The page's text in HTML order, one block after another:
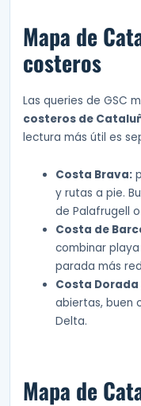
Mapa de
costeros
Las queries de GSC
costeros de
lectura más útil es
Costa Brava:
y rutas a pie.
de Palafrugell
Costa de
combinar
parada más
Costa Dorada
abiertas, buen
Delta.
Mapa de